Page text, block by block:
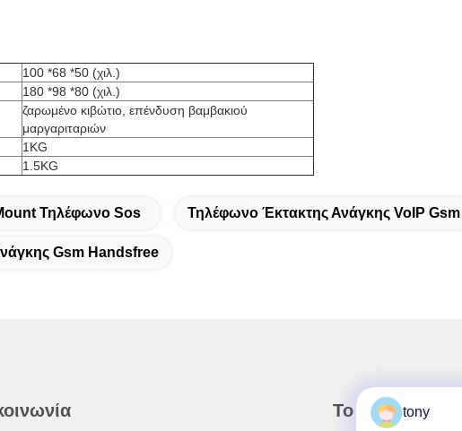
100 *68 *50 (χιλ.)
180 *98 *80 (χιλ.)
ζαρωμένο κιβώτιο, επένδυση βαμβακιού
μαργαριταριών
1KG
1.5KG
Τηλέφωνο Sos Τηλέφωνο Έκτακτης Ανάγκης VoIP Gsm
Gsm Handsfree
Το Δελτίοtony